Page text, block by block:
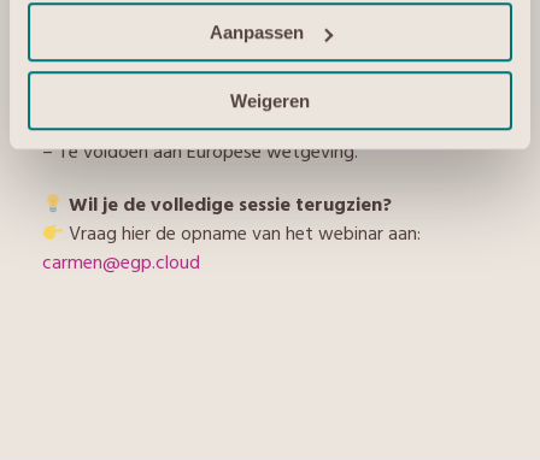
Aanpassen
Weigeren
Digitale vrijheid is geen modewoord, maar een
strategische noodzaak.
Het stelt organisaties in staat om:
– Wendbaar te zijn en te blijven.
– Bedrijfsrisico’s te beperken.
– Te voldoen aan Europese wetgeving.
Wil je de volledige sessie terugzien?
Vraag hier de opname van het webinar aan:
carmen@egp.cloud